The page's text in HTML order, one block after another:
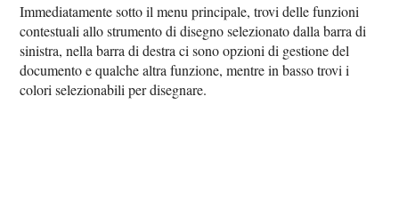
Immediatamente sotto il menu principale, trovi delle funzioni
contestuali allo strumento di disegno selezionato dalla barra di
sinistra, nella barra di destra ci sono opzioni di gestione del
documento e qualche altra funzione, mentre in basso trovi i
colori selezionabili per disegnare.